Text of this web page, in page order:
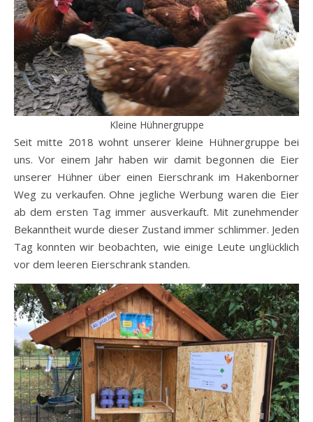
Kleine Hühnergruppe
Seit mitte 2018 wohnt unserer kleine Hühnergruppe bei
uns. Vor einem Jahr haben wir damit begonnen die Eier
unserer Hühner über einen Eierschrank im Hakenborner
Weg zu verkaufen. Ohne jegliche Werbung waren die Eier
ab dem ersten Tag immer ausverkauft. Mit zunehmender
Bekanntheit wurde dieser Zustand immer schlimmer. Jeden
Tag konnten wir beobachten, wie einige Leute unglücklich
vor dem leeren Eierschrank standen.